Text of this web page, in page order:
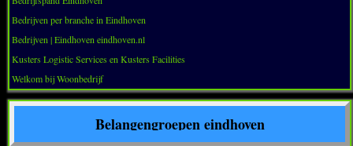
Bedrijven per branche in Eindhoven
Bedrijven | Eindhoven eindhoven.nl
Kusters Logistic Services en Kusters Facilities
Welkom bij Woonbedrijf
Belangengroepen eindhoven